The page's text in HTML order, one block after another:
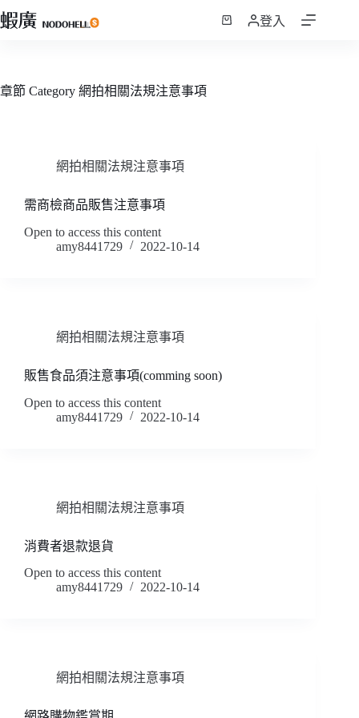
跳
至
內
登入
章節 Category 網拍相關法規注意事項
網拍相關法規注意事項
需商檢商品販售注意事項
Open to access this content
amy8441729
2022-10-14
網拍相關法規注意事項
販售食品須注意事項(comming soon)
Open to access this content
amy8441729
2022-10-14
網拍相關法規注意事項
消費者退款退貨
Open to access this content
amy8441729
2022-10-14
網拍相關法規注意事項